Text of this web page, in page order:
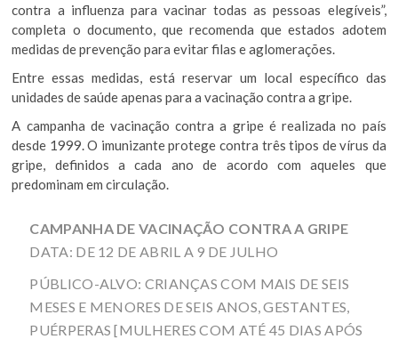
contra a influenza para vacinar todas as pessoas elegíveis”,
completa o documento, que recomenda que estados adotem
medidas de prevenção para evitar filas e aglomerações.
Entre essas medidas, está reservar um local específico das
unidades de saúde apenas para a vacinação contra a gripe.
A campanha de vacinação contra a gripe é realizada no país
desde 1999. O imunizante protege contra três tipos de vírus da
gripe, definidos a cada ano de acordo com aqueles que
predominam em circulação.
CAMPANHA DE VACINAÇÃO CONTRA A GRIPE
DATA: DE 12 DE ABRIL A 9 DE JULHO
PÚBLICO-ALVO: CRIANÇAS COM MAIS DE SEIS
MESES E MENORES DE SEIS ANOS, GESTANTES,
PUÉRPERAS [MULHERES COM ATÉ 45 DIAS APÓS